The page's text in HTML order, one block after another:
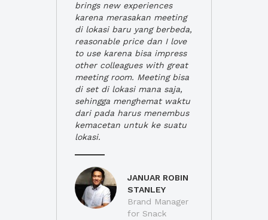
brings new experiences
karena merasakan meeting
di lokasi baru yang berbeda,
reasonable price dan I love
to use karena bisa impress
other colleagues with great
meeting room. Meeting bisa
di set di lokasi mana saja,
sehingga menghemat waktu
dari pada harus menembus
kemacetan untuk ke suatu
lokasi.
JANUAR ROBIN
STANLEY
Brand Manager
for Snack